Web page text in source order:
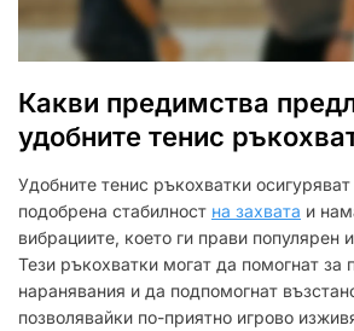
Какви предимства
удобните тенис
Удобните тенис ръкохватки
подобрена стабилност на захвата и
вибрациите, което ги прави популярен
Тези ръкохватки могат да помогнат за
наранявания и да подпомогнат
позволявайки по-приятно игрово